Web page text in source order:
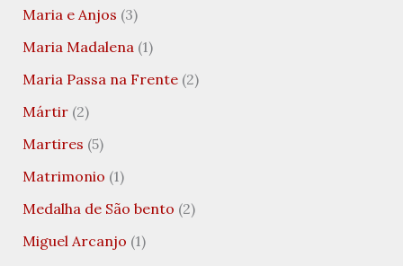
Maria e Anjos (3)
Maria Madalena(1)
Maria Passa na Frente(2)
Mártir(2)
Martires (5)
Matrimonio (1)
Medalha de São bento (2)
Miguel Arcanjo (1)